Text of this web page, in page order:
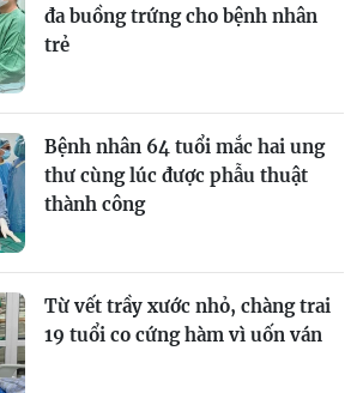
đa buồng trứng cho bệnh nhân
trẻ
Bệnh nhân 64 tuổi mắc hai ung
thư cùng lúc được phẫu thuật
thành công
Từ vết trầy xước nhỏ, chàng trai
19 tuổi co cứng hàm vì uốn ván